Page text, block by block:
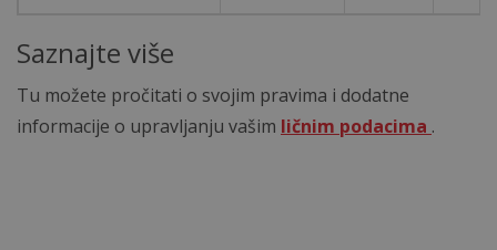
Saznajte više
Tu možete pročitati o svojim pravima i dodatne
informacije o upravljanju vašim ličnim podacima .